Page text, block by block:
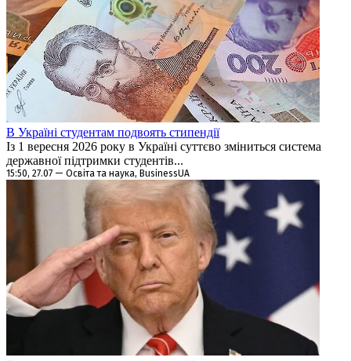
В Україні студентам подвоять стипендії
Із 1 вересня 2026 року в Україні суттєво зміниться система
державної підтримки студентів...
15:50, 27.07 — Освіта та наука, BusinessUA